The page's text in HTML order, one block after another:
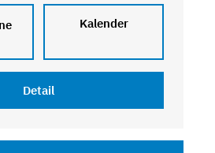
Kalender
Detail